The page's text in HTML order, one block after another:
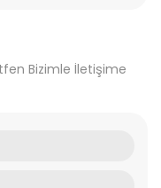
Bizimle İletişime